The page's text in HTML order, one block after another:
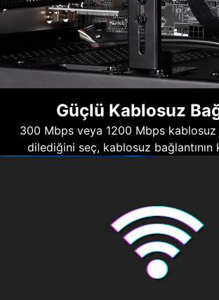
Güçlü Kablosuz
300 Mbps veya 1200 Mbps kablosuz
dilediğini seç, kablosuz bağlantının